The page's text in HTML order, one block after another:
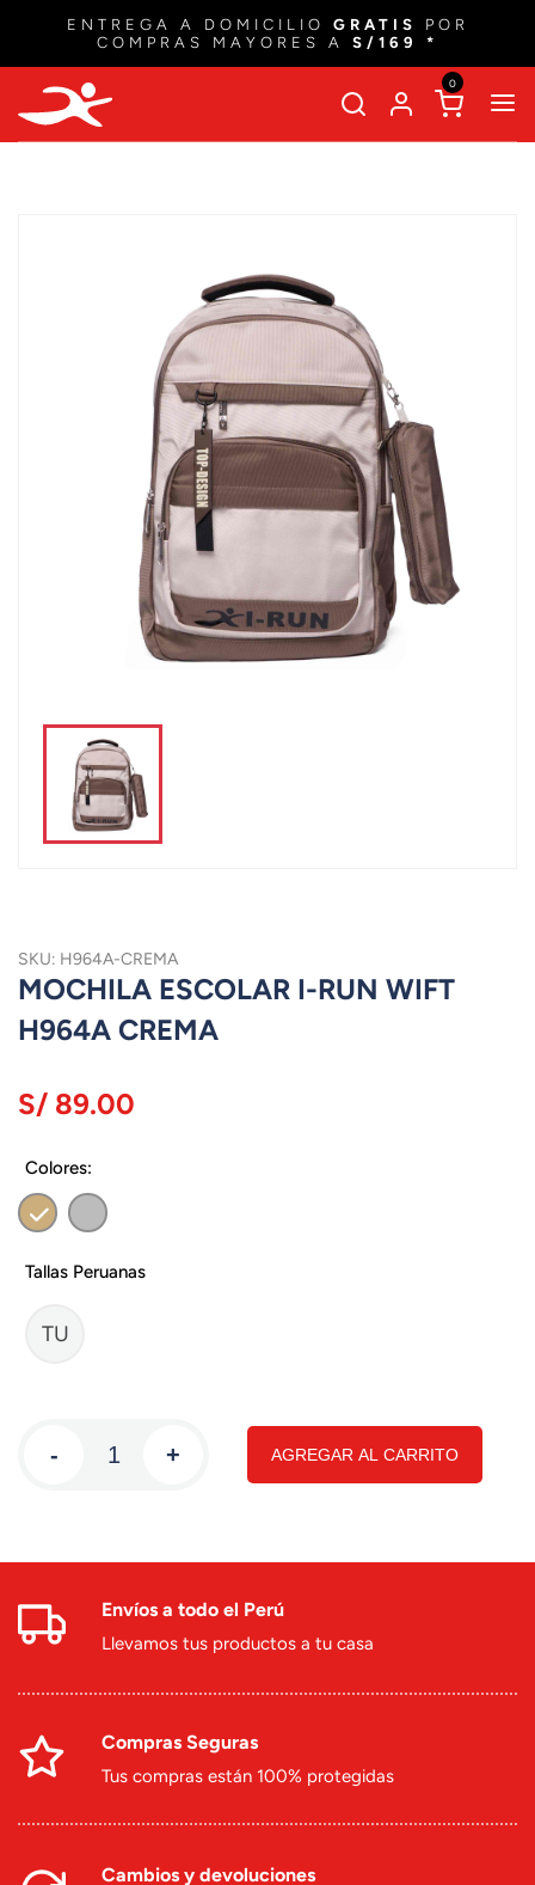
ENTREGA A DOMICILIO GRATIS
POR
COMPRAS MAYORES A S/169 *
0
SKU: H964A-CREMA
MOCHILA ESCOLAR I-RUN WIFT
H964A CREMA
S/ 89.00
Colores:
Tallas Peruanas
TU
- + AGREGAR AL CARRITO
Envíos a todo el Perú
Llevamos tus productos a tu casa
Compras Seguras
Tus compras están 100% protegidas
Cambios y devoluciones